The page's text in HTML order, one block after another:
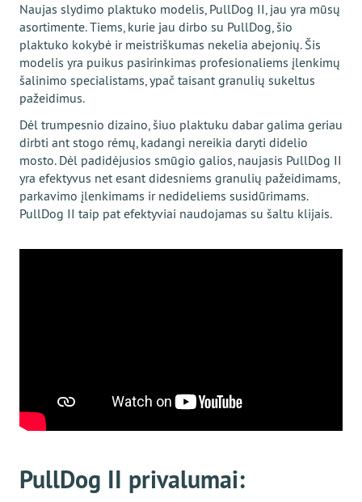
Naujas slydimo plaktuko modelis, PullDog II, jau yra mūsų
asortimente. Tiems, kurie jau dirbo su PullDog, šio
plaktuko kokybė ir meistriškumas nekelia abejonių. Šis
modelis yra puikus pasirinkimas profesionaliems įlenkimų
šalinimo specialistams, ypač taisant granulių sukeltus
pažeidimus.
Dėl trumpesnio dizaino, šiuo plaktuku dabar galima geriau
dirbti ant stogo rėmų, kadangi nereikia daryti didelio
mosto. Dėl padidėjusios smūgio galios, naujasis PullDog II
yra efektyvus net esant didesniems granulių pažeidimams,
parkavimo įlenkimams ir nedideliems susidūrimams.
PullDog II taip pat efektyviai naudojamas su šaltu klijais.
PullDog II privalumai: